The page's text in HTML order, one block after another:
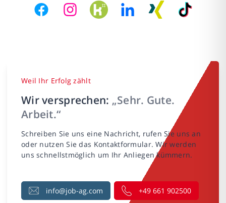
Weil Ihr Erfolg zählt
Wir versprechen: „Sehr. Gute.
Arbeit.“
Schreiben Sie uns eine Nachricht, rufen Sie uns an
oder nutzen Sie das Kontaktformular. Wir werden
uns schnellstmöglich um Ihr Anliegen kümmern.
info@job-ag.com +49 661 902500